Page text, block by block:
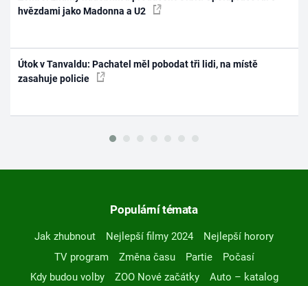
hvězdami jako Madonna a U2
Útok v Tanvaldu: Pachatel měl pobodat tři lidi, na místě
zasahuje policie
Populární témata
Jak zhubnout Nejlepší filmy 2024
Nejlepší horory
TV program
Změna času Partie
Počasí
Kdy budou volby
ZOO Nové začátky
Auto – katalog